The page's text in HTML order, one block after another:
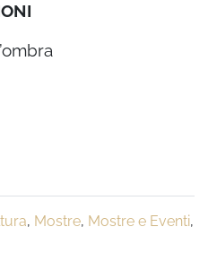
, Mostre, Mostre e Eventi,